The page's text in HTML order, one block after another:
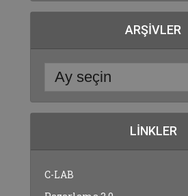
ARŞIVLER
LINKLER
C-LAB